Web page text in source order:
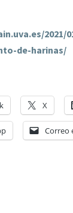
2021/
de-harinas/
X
Correo